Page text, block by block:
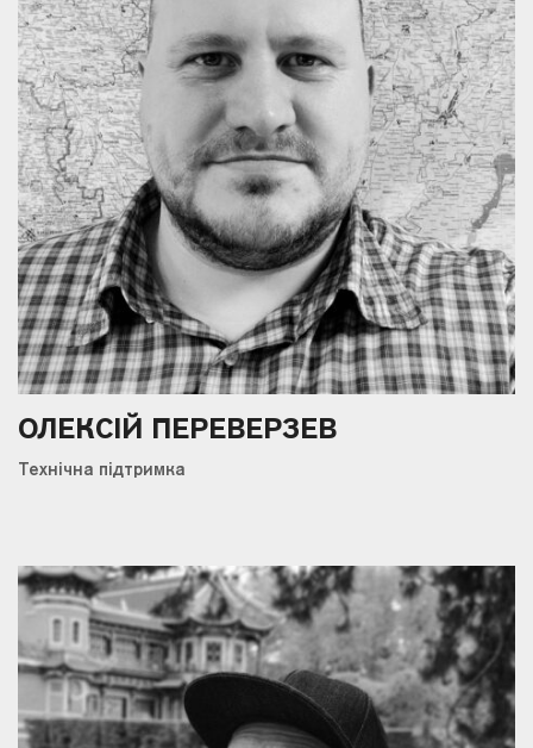
ОЛЕКСІЙ ПЕРЕВЕРЗЕВ
Технічна підтримка